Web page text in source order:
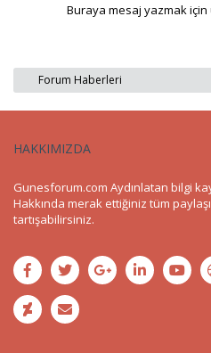
Buraya mesaj yazmak için
Forum Haberleri
HAKKIMIZDA
Gunesforum.com Aydınlatan bilgi
Hakkında merak ettiğiniz tüm
tartışabilirsiniz.